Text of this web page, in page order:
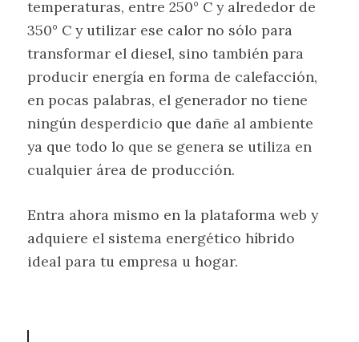
temperaturas, entre 250° C y alrededor de
350° C y utilizar ese calor no sólo para
transformar el diesel, sino también para
producir energía en forma de calefacción,
en pocas palabras, el generador no tiene
ningún desperdicio que dañe al ambiente
ya que todo lo que se genera se utiliza en
cualquier área de producción.
Entra ahora mismo en la plataforma web y
adquiere el sistema energético híbrido
ideal para tu empresa u hogar.